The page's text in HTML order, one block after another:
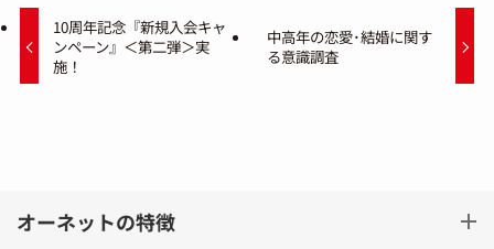
10周年記念『新規入会キャ
ンペーン』＜第二弾＞実
施！
中高年の恋愛･結婚に関す
る意識調査
オーネットの特徴